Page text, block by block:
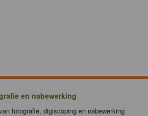
en nabewerking
fotografie, digiscoping en nabewerking